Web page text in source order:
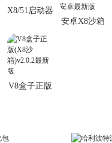
X8/51启动器
卓免费版
安卓X8沙箱
V8盒子正版